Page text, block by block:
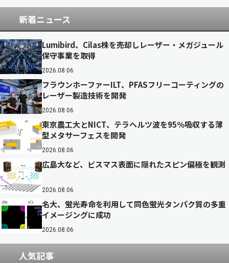
新着ニュース
Lumibird、Cilas株を売却しレーザー・メガジュール
保守事業を取得
2026.08.06
フラウンホーファーILT、PFASフリーコーティングの
レーザー製造技術を開発
2026.08.06
東京農工大とNICT、テラヘルツ波を95％吸収する薄
型メタサーフェスを開発
2026.08.06
広島大など、ビスマス表面に隠れたスピン偏極を観測
2026.08.06
名大、蛍光寿命を利用して同色蛍光タンパク質の多重
イメージングに成功
2026.08.06
人気記事